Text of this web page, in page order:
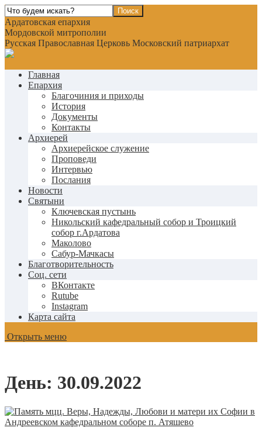
Ардатовская епархия
Мордовской митрополии
Русская Православная Церковь Московский патриархат
Главная
Епархия
Благочиния и приходы
История
Документы
Контакты
Архиерей
Архиерейское служение
Проповеди
Интервью
Послания
Новости
Святыни
Ключевская пустынь
Никольский кафедральный собор и Троицкий
собор г.Ардатова
Маколово
Сабур-Мачкасы
Благотворительность
Соц. сети
ВКонтакте
Rutube
Instagram
Карта сайта
Открыть меню
День: 30.09.2022